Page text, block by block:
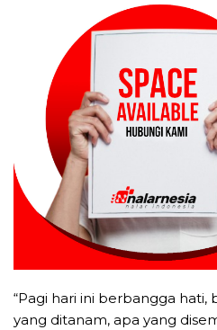
“Pagi hari ini berbangga hati,
yang ditanam, apa yang